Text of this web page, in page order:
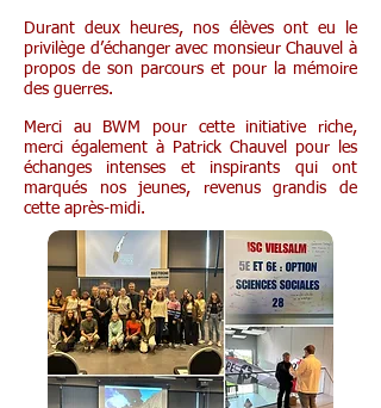
Durant deux heures, nos élèves ont eu le
privilège d’échanger avec monsieur Chauvel à
propos de son parcours et pour la mémoire
des guerres.
Merci au BWM pour cette initiative riche,
merci également à Patrick Chauvel pour les
échanges intenses et inspirants qui ont
marqués nos jeunes, revenus grandis de
cette après-midi.